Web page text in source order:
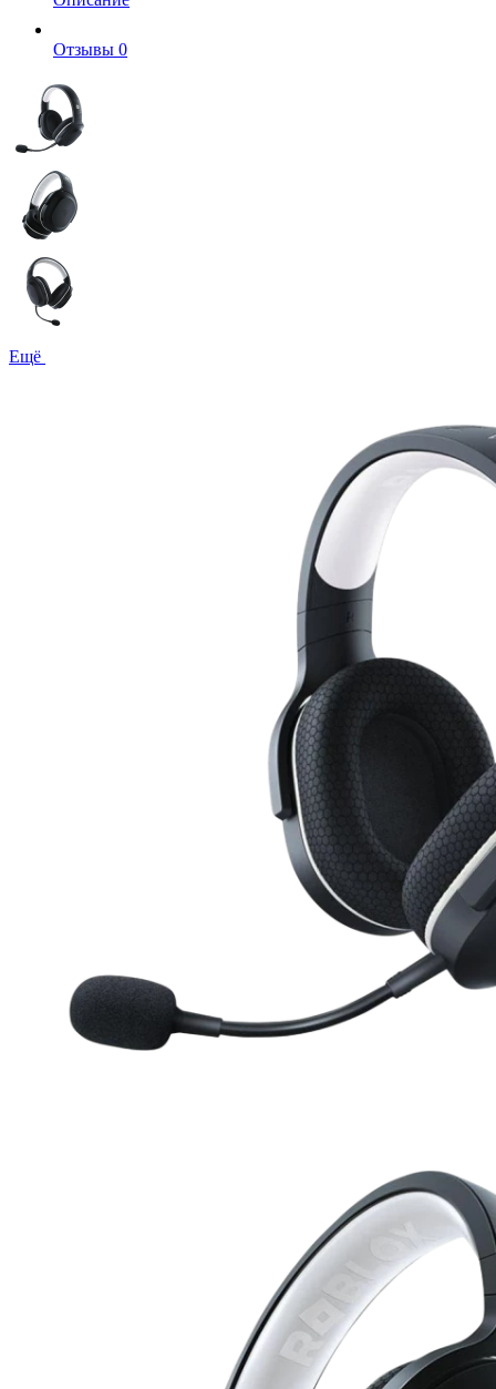
Отзывы 0
Ещё